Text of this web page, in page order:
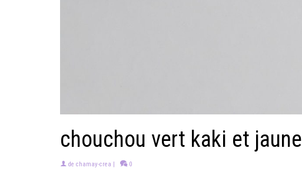
chouchou vert kaki et jaune
de chamay-crea | 0